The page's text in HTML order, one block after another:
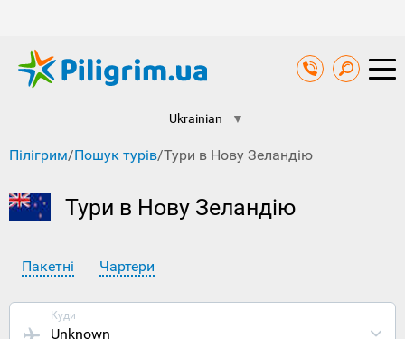
Ukrainian ▼
Пілігрим/Пошук турів/Тури в Нову Зеландію
Тури в Нову Зеландію
Пакетні Чартери
Куди
Unknown